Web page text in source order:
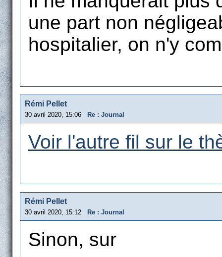
une part non
hospitalier, on n'y
Rémi Pellet
30 avril 2020, 15:06 Re : Journal
Voir l'autre fil sur le
Rémi Pellet
30 avril 2020, 15:12 Re : Journal
Sinon, sur